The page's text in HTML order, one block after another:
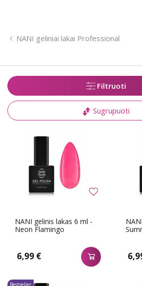
NANI geliniai lakai Professional
Filtruoti
Sugrupuoti
NANI gelinis lakas 6 ml -
Neon Flamingo
6,99 €
Bestseller